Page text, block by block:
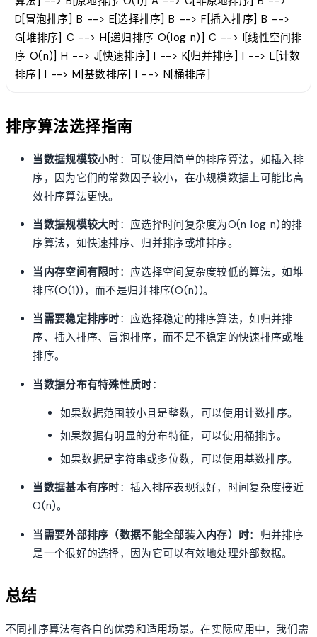
D[冒泡排序] B --> E[选择排序] B --> F[插入排序] B -->
G[堆排序] C --> H[递归排序 O(log n)] C --> I[线性空间排
序 O(n)] H --> J[快速排序] I --> K[归并排序] I --> L[计数
排序] I --> M[基数排序] I --> N[桶排序]
排序算法选择指南
当数据规模较小时：可以使用简单的排序算法，如插入排
序，因为它们的常数因子较小，在小规模数据上可能比高
效排序算法更快。
当数据规模较大时：应选择时间复杂度为O(n log n)的排
序算法，如快速排序、归并排序或堆排序。
当内存空间有限时：应选择空间复杂度较低的算法，如堆
排序(O(1))，而不是归并排序(O(n))。
当需要稳定排序时：应选择稳定的排序算法，如归并排
序、插入排序、冒泡排序，而不是不稳定的快速排序或堆
排序。
当数据分布有特殊性质时：
如果数据范围较小且是整数，可以使用计数排序。
如果数据有明显的分布特征，可以使用桶排序。
如果数据是字符串或多位数，可以使用基数排序。
当数据基本有序时：插入排序表现很好，时间复杂度接近
O(n)。
当需要外部排序（数据不能全部装入内存）时：归并排序
是一个很好的选择，因为它可以有效地处理外部数据。
总结
不同排序算法有各自的优势和适用场景。在实际应用中，我们需